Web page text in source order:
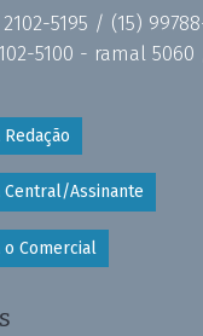
2102-5195 / (15)
5100 - ramal 5060
Assinante
Comercial